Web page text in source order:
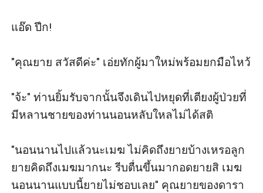
แอ๊ด ปึก!
"คุณยาย สวัสดีค่ะ" เอ่ยทักผู้มาใหม่พร้อมยกมือไหว้
"จ้ะ" ท่านยิ้มรับจากนั้นจึงเดินไปหยุดที่เตียงผู้ป่วยที่
มีหลานชายของท่านนอนหลับใหลไม่ได้สติ
"นอนนานไปแล้วนะเมฆ ไม่คิดถึงยายบ้างเหรอลูก
ยายคิดถึงเมฆมากนะ รีบตื่นขึ้นมากอดยายสิ เมฆ
นอนนานแบบนี้ยายไม่ชอบเลย" คุณยายของดารา